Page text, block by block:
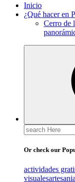
Inicio
¿Qué hacer en
Cerro de
Search
for:
Or check our
actividades
visualesartesania